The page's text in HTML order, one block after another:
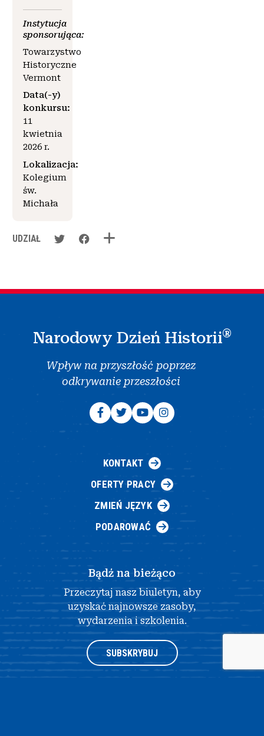
Instytucja
sponsorująca:
Towarzystwo
Historyczne
Vermont
Data(-y)
konkursu:
11
kwietnia
2026 r.
Lokalizacja:
Kolegium
św.
Michała
UDZIAŁ
Narodowy Dzień Historii®
Wpływ na przyszłość poprzez
odkrywanie przeszłości
KONTAKT
OFERTY PRACY
ZMIEŃ JĘZYK
PODAROWAĆ
Bądź na bieżąco
Przeczytaj nasz biuletyn, aby
uzyskać najnowsze zasoby,
wydarzenia i szkolenia.
SUBSKRYBUJ